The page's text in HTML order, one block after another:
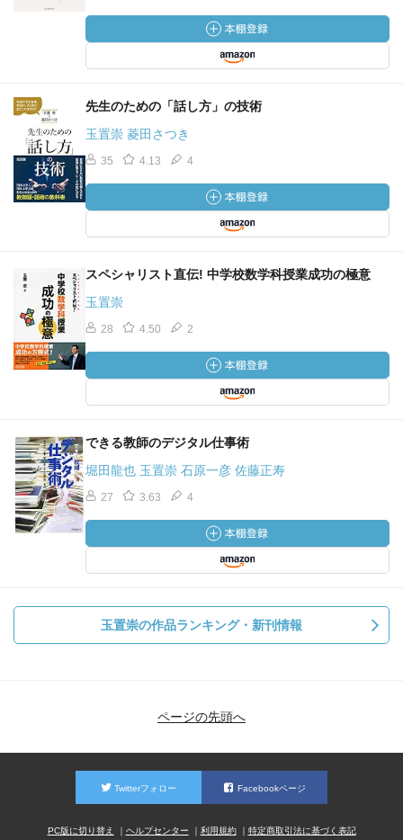
先生のための「話し方」の技術
玉置崇 菱田さつき
35 4.13 4
スペシャリスト直伝! 中学校数学科授業成功の極意
玉置崇
28 4.50 2
できる教師のデジタル仕事術
堀田龍也 玉置崇 石原一彦 佐藤正寿
27 3.63 4
玉置崇の作品ランキング・新刊情報
ページの先頭へ
Twitterフォロー Facebookページ
PC版に切り替え ヘルプセンター 利用規約 特定商取引法に基づく表記